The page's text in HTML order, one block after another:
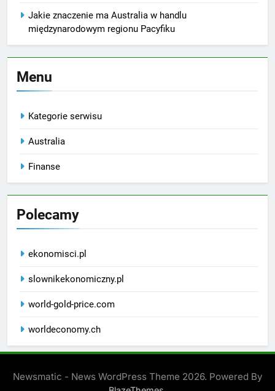
Jakie znaczenie ma Australia w handlu
międzynarodowym regionu Pacyfiku
Menu
Kategorie serwisu
Australia
Finanse
Polecamy
ekonomisci.pl
slownikekonomiczny.pl
world-gold-price.com
worldeconomy.ch
Newsmatic - News WordPress Theme 2026. Powered By